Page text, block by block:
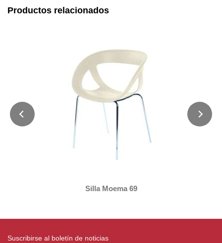
Productos relacionados
Silla Moema 69
Suscribirse al boletín de noticias